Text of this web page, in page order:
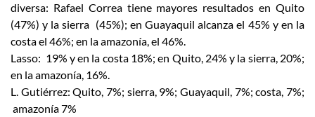
diversa: Rafael Correa tiene mayores resultados en Quito
(47%) y la sierra (45%); en Guayaquil alcanza el 45% y en la
costa el 46%; en la amazonía, el 46%.
Lasso: 19% y en la costa 18%; en Quito, 24% y la sierra, 20%;
en la amazonía, 16%.
L. Gutiérrez: Quito, 7%; sierra, 9%; Guayaquil, 7%; costa, 7%;
amazonía 7%